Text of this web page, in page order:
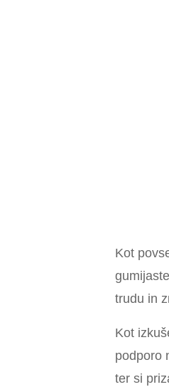
Kot
trudu in
Kot
podporo
ter si